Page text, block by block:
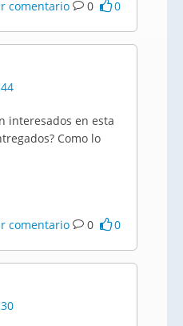
comentario 0 0
interesados en esta
Como lo
comentario 0 0